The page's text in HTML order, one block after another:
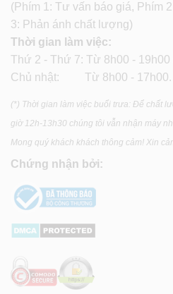
(Phím 1: Tư vấn báo giá, Phím
3: Phản ánh chất lượng)
Thời gian làm việc:
Thứ 2 - Thứ 7: Từ 8h00 - 19h00
Chủ nhật: Từ 8h00 - 17h00.
(*) Thời gian làm việc buổi trưa: Để chất
giờ 12h-13h30 chúng tôi vẫn nhận máy
Mong quý khách khách thông cảm! Xin
Chứng nhận bởi: